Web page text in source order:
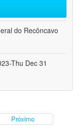
do Recôncavo
Thu Dec 31
Próximo